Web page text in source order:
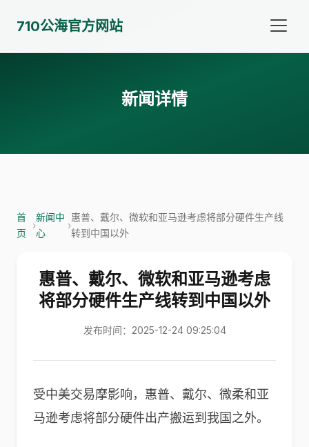
710公海官方网站
新闻详情
首
页
›
新闻中
心
›
惠普、戴尔、微软和亚马逊考虑将部分硬件生产线
转到中国以外
惠普、戴尔、微软和亚马逊考虑
将部分硬件生产线转到中国以外
发布时间：2025-12-24 09:25:04
受中美交易摩影响，惠普、戴尔、微柔和亚
马逊考虑将部分硬件出产搬运到我国之外。